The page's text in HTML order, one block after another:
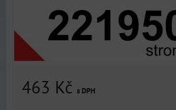
463 Kč s DPH